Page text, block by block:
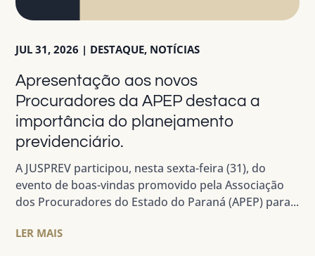
Apresentação aos novos
Procuradores da APEP destaca a
importância do planejamento
previdenciário.
JUL 31, 2026 | DESTAQUE, NOTÍCIAS
A JUSPREV participou, nesta sexta-feira (31), do
evento de boas-vindas promovido pela Associação
dos Procuradores do Estado do Paraná (APEP) para...
LER MAIS